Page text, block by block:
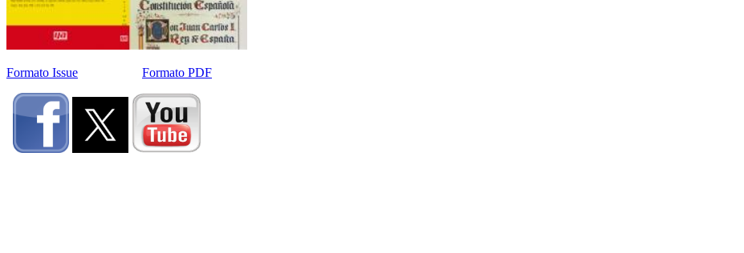
Formato Issue Formato PDF